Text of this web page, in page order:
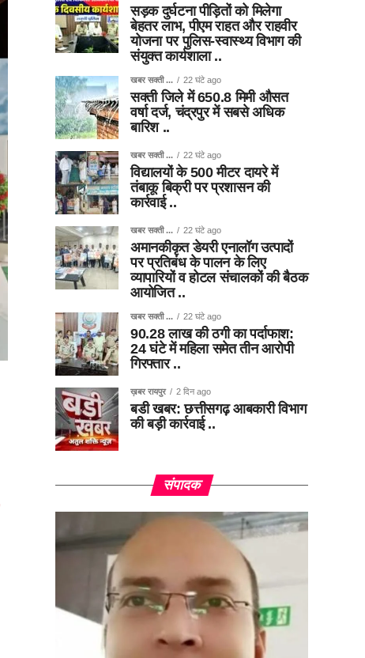
सड़क दुर्घटना पीड़ितों को मिलेगा
बेहतर लाभ, पीएम राहत और राहवीर
योजना पर पुलिस-स्वास्थ्य विभाग की
संयुक्त कार्यशाला ..
खबर सक्ती ... 22 घंटे ago
सक्ती जिले में 650.8 मिमी औसत
वर्षा दर्ज, चंद्रपुर में सबसे अधिक
बारिश ..
खबर सक्ती ... 22 घंटे ago
विद्यालयों के 500 मीटर दायरे में
तंबाकू बिक्री पर प्रशासन की
कार्रवाई ..
खबर सक्ती ... 22 घंटे ago
अमानकीकृत डेयरी एनालॉग उत्पादों
पर प्रतिबंध के पालन के लिए
व्यापारियों व होटल संचालकों की बैठक
आयोजित ..
खबर सक्ती ... 22 घंटे ago
90.28 लाख की ठगी का पर्दाफाश:
24 घंटे में महिला समेत तीन आरोपी
गिरफ्तार ..
ख़बर रायपुर 2 दिन ago
बडी खबर: छत्तीसगढ़ आबकारी विभाग
की बड़ी कार्रवाई ..
संपादक